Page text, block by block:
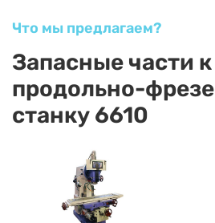
Что мы предлагаем?
Запасные части к
продольно-
станку 6610